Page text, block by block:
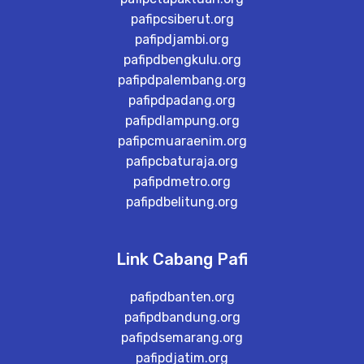
pafipcsiberut.org
pafipdjambi.org
pafipdbengkulu.org
pafipdpalembang.org
pafipdpadang.org
pafipdlampung.org
pafipcmuaraenim.org
pafipcbaturaja.org
pafipdmetro.org
pafipdbelitung.org
Link Cabang Pafi
pafipdbanten.org
pafipdbandung.org
pafipdsemarang.org
pafipdjatim.org